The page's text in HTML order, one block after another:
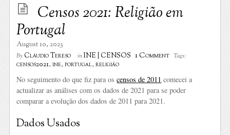
Censos 2021: Religião em
Portugal
August 10, 2023
By Cláudio Tereso inINE | CENSOS 1 Comment Tags:
censos2021,ine,portugal,religião
No seguimento do que fiz para oscensos de 2011 comecei a
actualizar as análises com os dados de 2021 para se poder
comparar a evolução dos dados de 2011 para 2021.
Dados Usados